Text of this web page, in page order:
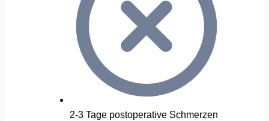
2-3 Tage postoperative Schmerzen